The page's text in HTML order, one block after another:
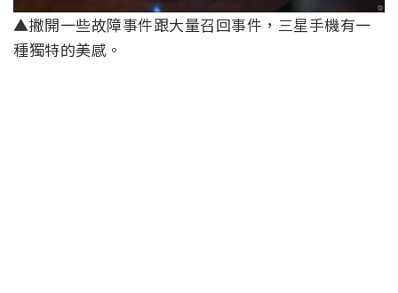
▲撇開一些故障事件跟大量召回事件，三星手機有一
種獨特的美感。